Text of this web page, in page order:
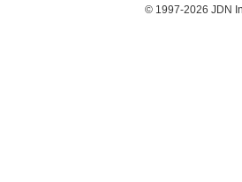
© 1997-2026 JDN